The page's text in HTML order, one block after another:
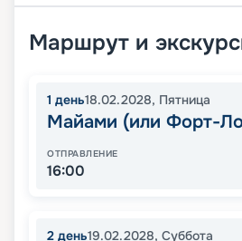
Маршрут и
1 день18.02.2028, Пятница
Майами (или Форт-
ОТПРАВЛЕНИЕ
16:00
2 день19.02.2028, Суббота